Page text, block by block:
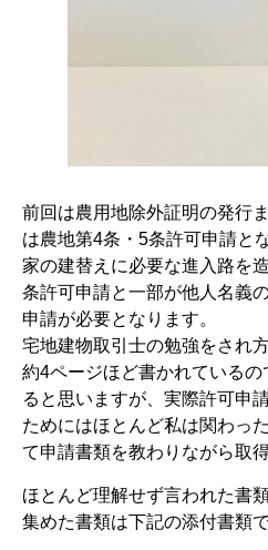
前回は農用地除外証明の発行
は農地第4条・5条許可申請と
家の建替えに必要な進入路を
条許可申請と一部が他人名義
申請が必要となります。
宅地建物取引士の勉強をされ
約4ページほど書かれている
ると思いますが、実際許可申
ためにはほとんど私は関わっ
て申請書類を教わりながら取
ほとんど理解せず言われた書
集めた書類は下記の添付書類で